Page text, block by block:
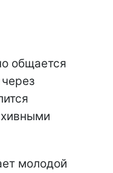
общается
молодой